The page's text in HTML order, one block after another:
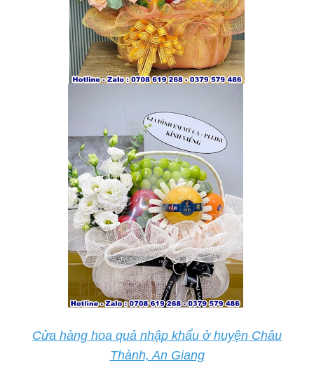
Cửa hàng hoa quả nhập khẩu ở huyện Châu
Thành, An Giang